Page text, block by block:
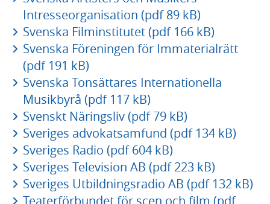
Intresseorganisation (pdf 89 kB)
Svenska Filminstitutet (pdf 166 kB)
Svenska Föreningen för Immaterialrätt
(pdf 191 kB)
Svenska Tonsättares Internationella
Musikbyrå (pdf 117 kB)
Svenskt Näringsliv (pdf 79 kB)
Sveriges advokatsamfund (pdf 134 kB)
Sveriges Radio (pdf 604 kB)
Sveriges Television AB (pdf 223 kB)
Sveriges Utbildningsradio AB (pdf 132 kB)
Teaterförbundet för scen och film (pdf